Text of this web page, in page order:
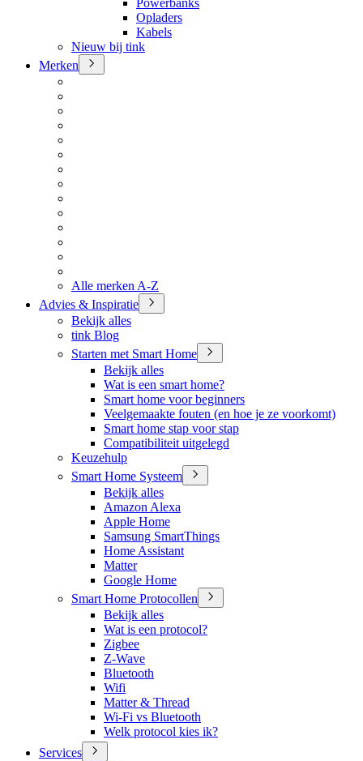
Powerbanks
Opladers
Kabels
Nieuw bij tink
Merken
Alle merken A-Z
Advies & Inspiratie
Bekijk alles
tink Blog
Starten met Smart Home
Bekijk alles
Wat is een smart home?
Smart home voor beginners
Veelgemaakte fouten (en hoe je ze voorkomt)
Smart home stap voor stap
Compatibiliteit uitgelegd
Keuzehulp
Smart Home Systeem
Bekijk alles
Amazon Alexa
Apple Home
Samsung SmartThings
Home Assistant
Matter
Google Home
Smart Home Protocollen
Bekijk alles
Wat is een protocol?
Zigbee
Z-Wave
Bluetooth
Wifi
Matter & Thread
Wi-Fi vs Bluetooth
Welk protocol kies ik?
Services